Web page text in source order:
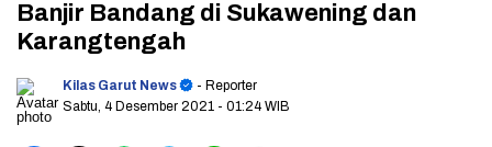
Banjir Bandang di Sukawening dan
Karangtengah
Kilas Garut News
- Reporter
Sabtu, 4 Desember 2021 - 01:24 WIB